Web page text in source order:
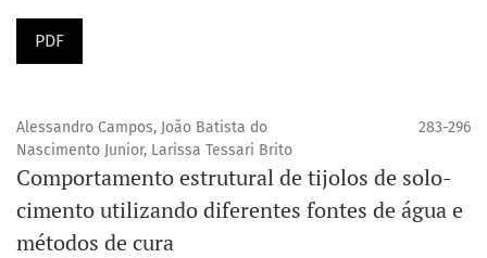
PDF
Alessandro Campos, João Batista do
Nascimento Junior, Larissa Tessari Brito
283-296
Comportamento estrutural de tijolos de solo-
cimento utilizando diferentes fontes de água e
métodos de cura